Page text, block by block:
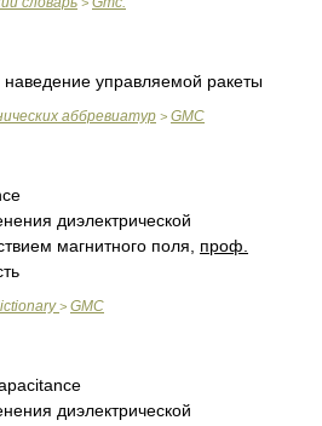
наведение управляемой ракеты
аббревиатур > GMC
диэлектрической
магнитного поля, проф.
> GMC
диэлектрической